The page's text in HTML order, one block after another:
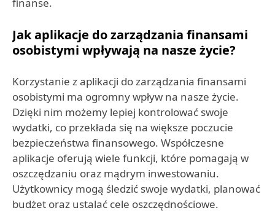
Jak aplikacje do zarządzania finansami
osobistymi wpływają na nasze życie?
Korzystanie z aplikacji do zarządzania finansami
osobistymi ma ogromny wpływ na nasze życie.
Dzięki nim możemy lepiej kontrolować swoje
wydatki, co przekłada się na większe poczucie
bezpieczeństwa finansowego. Współczesne
aplikacje oferują wiele funkcji, które pomagają w
oszczędzaniu oraz mądrym inwestowaniu.
Użytkownicy mogą śledzić swoje wydatki, planować
budżet oraz ustalać cele oszczędnościowe.